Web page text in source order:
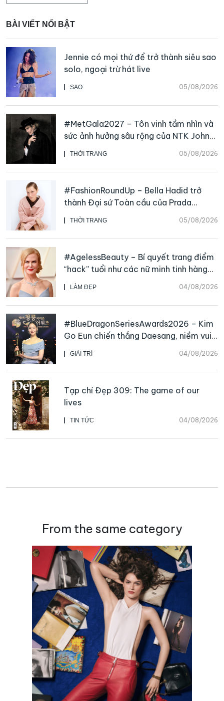
BÀI VIẾT NỔI BẬT
SAO 05/08/2026
Jennie có mọi thứ để trở thành siêu sao
solo, ngoại trừ hát live
THỜI TRANG 05/08/2026
#MetGala2027 – Tôn vinh tầm nhìn và
sức ảnh hưởng sâu rộng của NTK John
Galliano
THỜI TRANG 05/08/2026
#FashionRoundUp – Bella Hadid trở
thành Đại sứ Toàn cầu của Prada
Beauty, CHANEL mua lại Charvet
LÀM ĐẸP 04/08/2026
#AgelessBeauty – Bí quyết trang điểm
“hack” tuổi như các nữ minh tinh hàng
đầu
GIẢI TRÍ 04/08/2026
#BlueDragonSeriesAwards2026 – Kim
Go Eun chiến thắng Daesang, niềm vui
nhân đôi của Park Bo Kyung sau 23
năm
TIN TỨC 04/08/2026
Tạp chí Đẹp 309: The game of our
lives
From the same category